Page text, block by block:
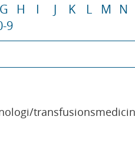
G H I J K L M N
9
transfusionsmedicin